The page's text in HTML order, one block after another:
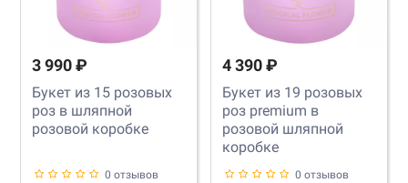
3 990 ₽
Букет из 15 розовых
роз в шляпной
розовой коробке
0 отзывов
4 390 ₽
Букет из 19 розовых
роз premium в
розовой шляпной
коробке
0 отзывов